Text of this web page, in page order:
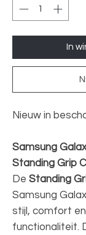
In
Nieuw in
Samsung
Standing Grip
De Standing
Samsung
stijl, comfort
functionaliteit.